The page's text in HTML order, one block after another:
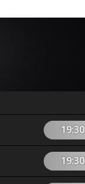
19:30
19:30